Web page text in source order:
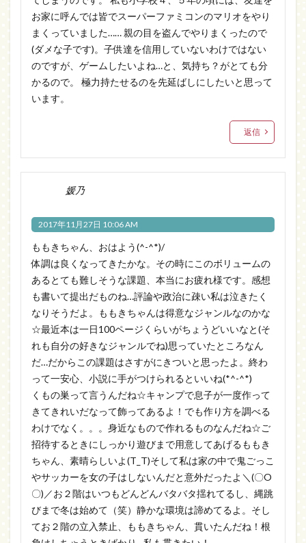
お家に呼んでは皆でスーパーファミコンのマリオをやり
まくっていました…… 親の目を盗んでやりまくったので
(ダメな子です)。子供達を信用していないわけではない
のですが、ゲームしたいよね…と、気持ち？がとても分
かるので。 極力持たせるのを先延ばしにしたいと思って
います。
返信
媛乃
2017年11月27日 10:06 AM
ももきちゃん、おはよう(^-^*)/
体調は良くなってきたかな。その時にこのボリュームの
あるとても難しそうな課題、本当にお疲れ様です。感想
も書いて提出だものね…評論や政治に疎い私は泣きたく
なりそうだよ。ももきちゃんは得意なジャンルなのかな
☆最近本は一日100ページくらいがちょうどいいなと(そ
れも自分の好きなジャンルでね)思っていたところなん
だ…だからこの課題はさすがにきついと思ったよ。終わ
って一安心、小説に手がつけられるといいね(*^-^*)
くもの巣って言うんだね☆キャンプで息子が一度作って
きてきれいだなって飾ってあるよ！でも作り方を調べる
わけでなく。。。身近なもので作れるものなんだね☆ご
招待するときにしっかり遊びまで用意してあげるももき
ちゃん、素晴らしいよ(T_T)そして私は家の中で鬼ごっこ
やサッカーを女の子はしないんだと意外だったよ＼(〇O
〇)／お２階はいつもどんどんバタバタ揺れてるし、縄跳
びまで冬は始めて（笑）静かな環境は諦めてるよ。そし
てお２階の立入禁止、ももきちゃん、貫いたんだね！根